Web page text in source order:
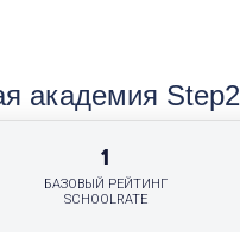
академия
1
БАЗОВЫЙ РЕЙТИНГ
SCHOOLRATE